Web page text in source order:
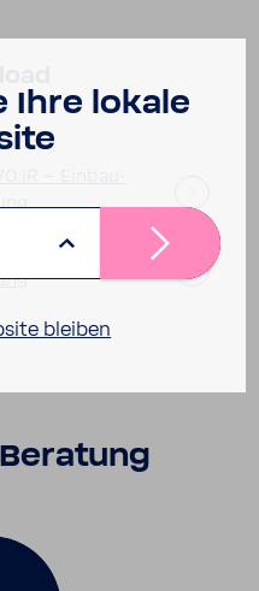
iR – Einbau-​
Ihre lokale
bleiben